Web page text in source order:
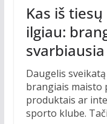
Kas iš
ilgiau:
svarbiausia
Daugelis
brangiais maisto
produktais ar
sporto klube.